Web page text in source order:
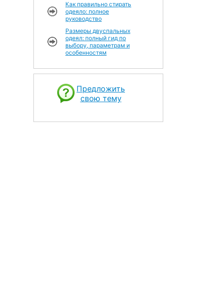
Как правильно стирать
одеяло: полное
руководство
Размеры двуспальных
одеял: полный гид по
выбору, параметрам и
особенностям
Предложить
свою тему